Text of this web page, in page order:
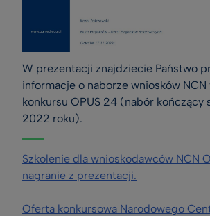
W prezentacji znajdziecie Państwo
informacje o naborze wniosków NCN
konkursu OPUS 24 (nabór kończący
2022 roku).
Szkolenie dla wnioskodawców NCN
nagranie z prezentacji.
Oferta konkursowa Narodowego